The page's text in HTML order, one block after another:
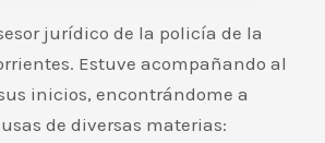
jurídico de la policía de la
Estuve acompañando al
inicios, encontrándome a
de diversas materias: